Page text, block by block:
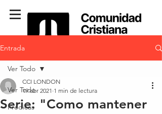
Entrada
Ver Todo
Predicas
Ver Todo
Serie: "Como mantener
CCI LONDON
19 abr 2021 1 min de lectura